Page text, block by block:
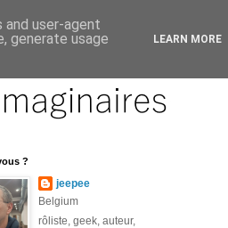
?
jeepee
Belgium
rôliste, geek, auteur,
user-agent
generate usage
LEARN MORE